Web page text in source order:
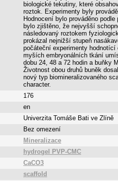
biologické tekutiny, které
roztok. Experimenty byly
Hodnocení bylo prováděno
bylo zjištěno, že nejvyšší
následovaný roztokem
prokázal nejnižší stupeň
počáteční experimenty
myších embryonálních tkání
dobu 24, 48 a 72 hodin a buňky
Životnost obou druhů buněk
nový typ biomineralizovaného
character.
176
en
Univerzita Tomáše Bati ve Zlíně
Bez omezení
Mineralizace
hydrogel PVP-CMC
CaCO3
scaffold